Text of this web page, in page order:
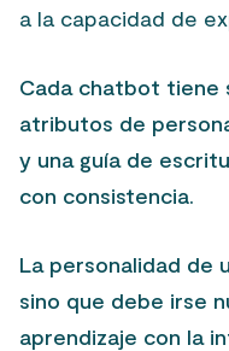
a la capacidad de
Cada chatbot tiene
atributos de
y una guía de
con consistencia.
La personalidad de
sino que debe irse
aprendizaje con la